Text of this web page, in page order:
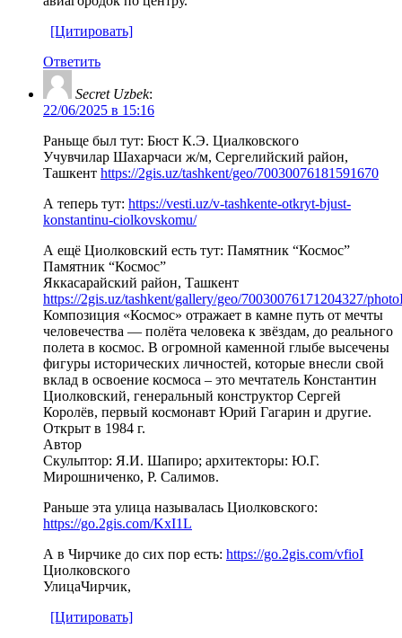
[Цитировать]
Ответить
Secret Uzbek:
22/06/2025 в 15:16
Раньще был тут: Бюст К.Э. Циалковского
​Учувчилар Шахарчаси ж/м, Сергелийский район,
Ташкент https://2gis.uz/tashkent/geo/70030076181591670
А теперь тут: https://vesti.uz/v-tashkente-otkryt-bjust-
konstantinu-ciolkovskomu/
А ещё Циолковский есть тут: Памятник “Космос”
Памятник “Космос”
​Яккасарайский район, Ташкент
https://2gis.uz/tashkent/gallery/geo/70030076171204327/
Композиция «Космос» отражает в камне путь от мечты
человечества — полёта человека к звёздам, до реального
полета в космос. В огромной каменной глыбе высечены
фигуры исторических личностей, которые внесли свой
вклад в освоение космоса – это мечтатель Константин
Циолковский, генеральный конструктор Сергей
Королёв, первый космонавт Юрий Гагарин и другие.
Открыт в 1984 г.
Автор
Скульптор: Я.И. Шапиро; архитекторы: Ю.Г.
Мирошниченко, Р. Салимов.
Раньше эта улица называлась Циолковского:
https://go.2gis.com/KxI1L
А в Чирчике до сих пор есть: https://go.2gis.com/vfioI
Циолковского
​Улица​Чирчик,
[Цитировать]